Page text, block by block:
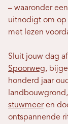
– waaronder
uitnodigt om op
met lezen
Sluit jouw dag
Spoorweg,
honderd jaar
stuwmeeren
ontspannende